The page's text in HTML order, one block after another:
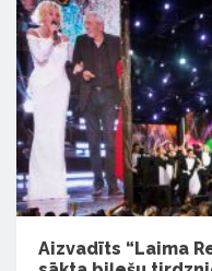
Aizvadīts “Laima